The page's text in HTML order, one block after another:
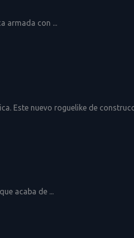
armada con ...
Este nuevo roguelike de
acaba de ...